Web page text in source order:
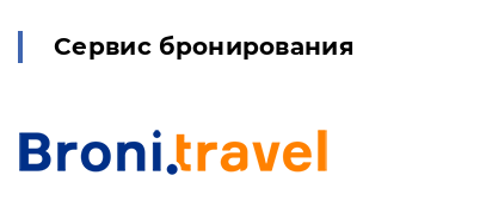
Сервис бронирования